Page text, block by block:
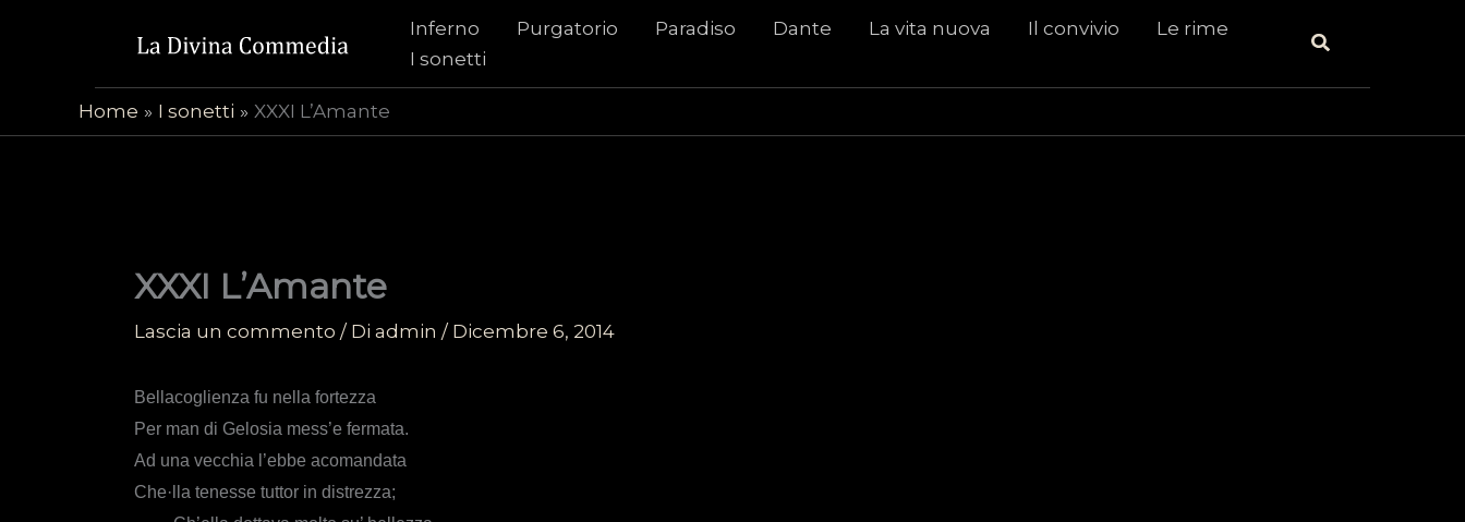
Inferno Purgatorio Paradiso Dante La vita nuova Il convivio
Le rime
I sonetti
Cerca
Home I sonetti XXXI L’Amante
XXXI L’Amante
Lascia un commento / Di admin / Dicembre 6, 2014
Bellacoglienza fu nella fortezza
Per man di Gelosia mess’e fermata.
Ad una vecchia l’ebbe acomandata
Che·lla tenesse tuttor in distrezza;